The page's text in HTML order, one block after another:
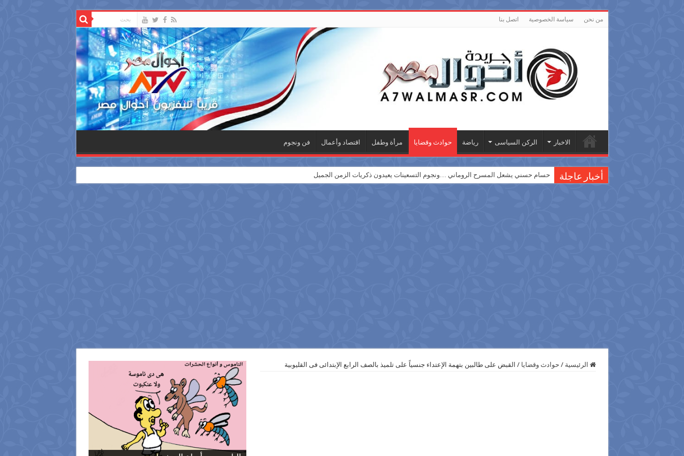
من نحن سياسة الخصوصية اتصل بنا
الاخبار الركن السياسى رياضة حوادث وقضايا مرأة وطفل اقتصاد وأعمال فن ونجوم
أخبار عاجلة حسام حسني يشعل المسرح الروماني …ونجوم التسعينات يعيدون ذكريات الزمن الجميل
الرئيسية / حوادث وقضايا / القبض على طالبين بتهمة الإعتداء جنسياً على تلميذ بالصف الرابع الإبتدائى فى القليوبية